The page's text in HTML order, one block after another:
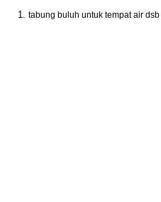
tabung buluh untuk tempat air dsb